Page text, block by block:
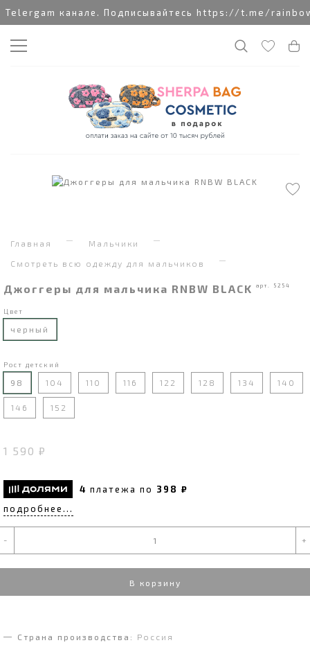
канале. Подписывайтесь https://t.me/
Главная Мальчики
Смотреть всю одежду для мальчиков
Джоггеры для мальчика RNBW BLACK арт. 5254
Цвет
черный
Рост детский
98 104 110 116 122 128 134 140
146 152
1 590 ₽
4 платежа по 398 ₽
подробнее...
- +
В корзину
Страна производства:
Россия